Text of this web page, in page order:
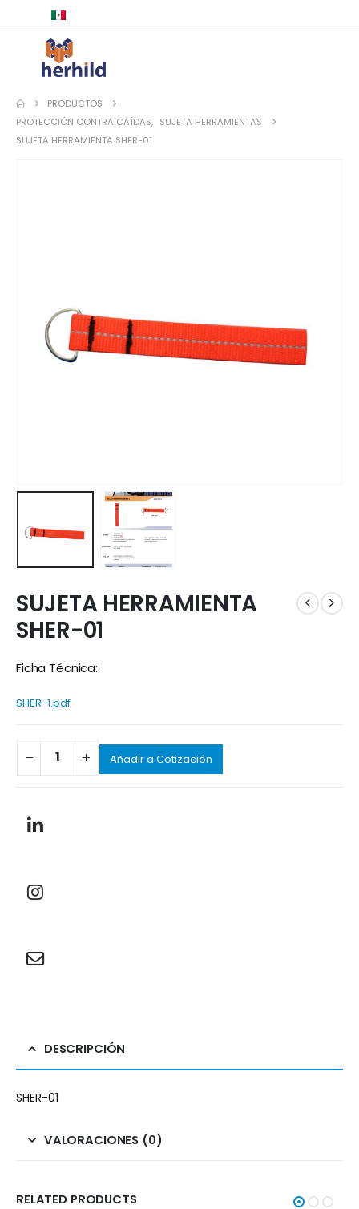
PRODUCTOS
PROTECCIÓN CONTRA CAÍDAS, SUJETA HERRAMIENTAS
SUJETA HERRAMIENTA SHER-01
SUJETA HERRAMIENTA
SHER-01
Ficha Técnica:
SHER-1.pdf
Añadir a Cotización
DESCRIPCIÓN
SHER-01
VALORACIONES (0)
RELATED PRODUCTS